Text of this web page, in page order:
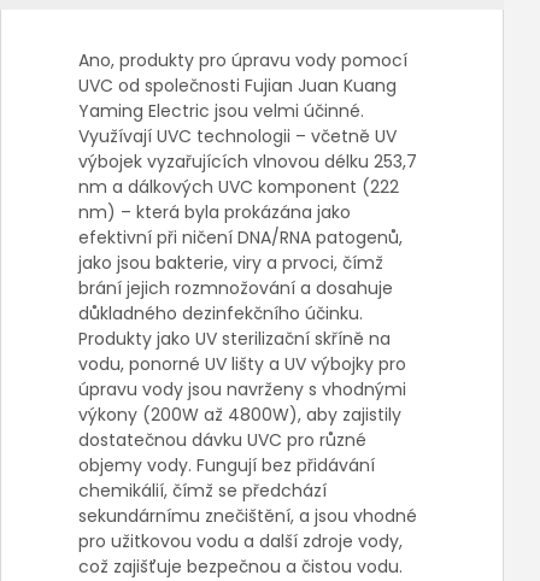
Ano, produkty pro úpravu vody pomocí
UVC od společnosti Fujian Juan Kuang
Yaming Electric jsou velmi účinné.
Využívají UVC technologii – včetně UV
výbojek vyzařujících vlnovou délku 253,7
nm a dálkových UVC komponent (222
nm) – která byla prokázána jako
efektivní při ničení DNA/RNA patogenů,
jako jsou bakterie, viry a prvoci, čímž
brání jejich rozmnožování a dosahuje
důkladného dezinfekčního účinku.
Produkty jako UV sterilizační skříně na
vodu, ponorné UV lišty a UV výbojky pro
úpravu vody jsou navrženy s vhodnými
výkony (200W až 4800W), aby zajistily
dostatečnou dávku UVC pro různé
objemy vody. Fungují bez přidávání
chemikálií, čímž se předchází
sekundárnímu znečištění, a jsou vhodné
pro užitkovou vodu a další zdroje vody,
což zajišťuje bezpečnou a čistou vodu.